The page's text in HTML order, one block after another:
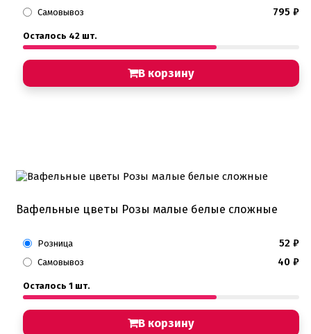
Самовывоз 795 ₽
Осталось 42 шт.
В корзину
Вафельные цветы Розы малые белые сложные
Розница 52 ₽
Самовывоз 40 ₽
Осталось 1 шт.
В корзину